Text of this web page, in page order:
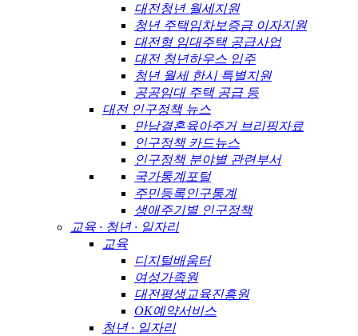
대전청년 월세지원
청년 주택임차보증금 이자지원
대전형 임대주택 공급사업
대전 청년하우스 입주
청년 월세 한시 특별지원
공공임대 주택 공급 등
대전 인구정책 뉴스
만남결혼육아주거 브리핑자료
인구정책 카드뉴스
인구정책 분야별 관련부서
국가통계포털
주민등록인구통계
생애주기별 인구정책
교육 · 청년 · 일자리
교육
디지털배움터
여성가족원
대전평생교육진흥원
OK예약서비스
청년 · 일자리